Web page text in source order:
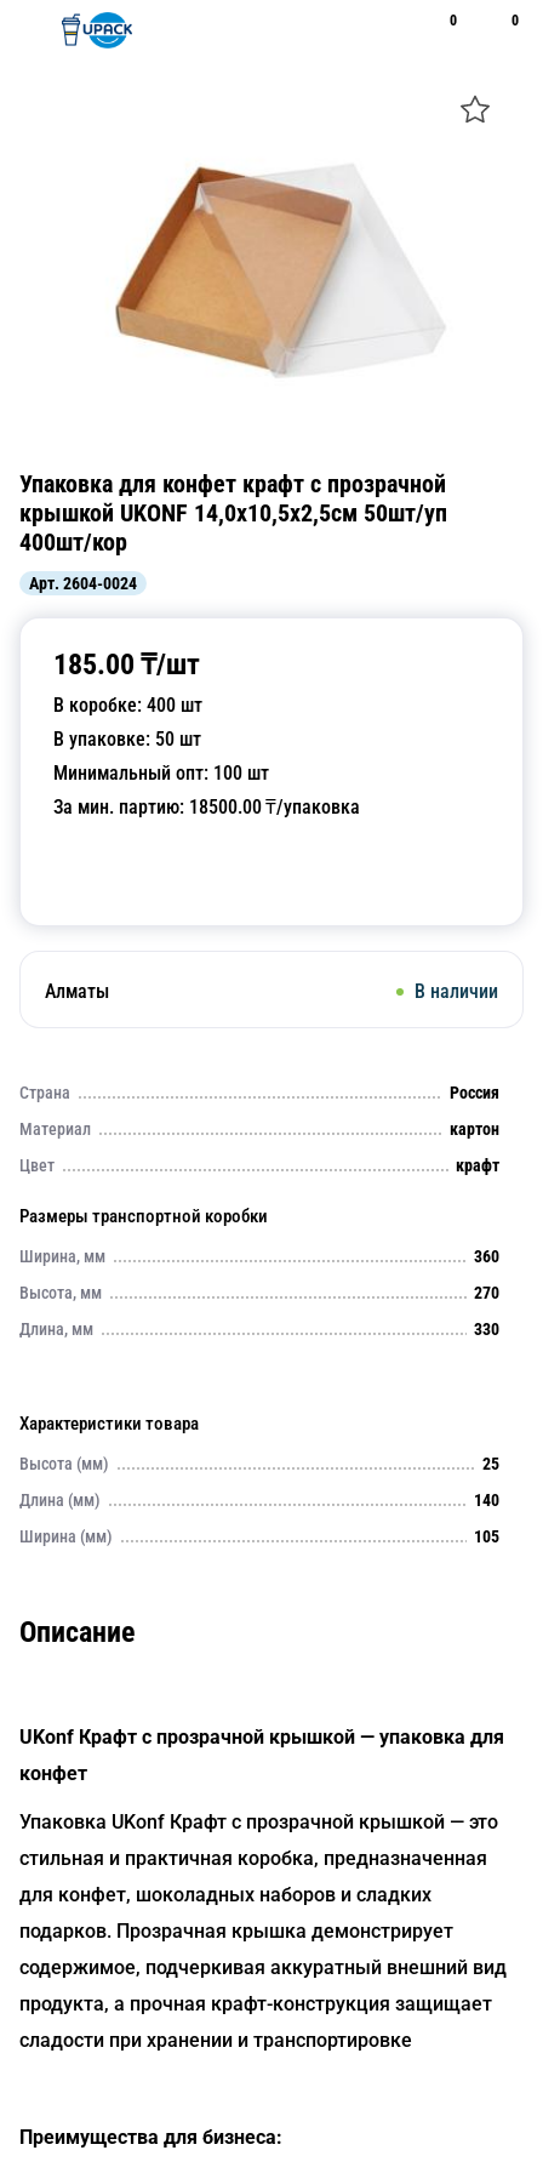
0 0
Упаковка для конфет крафт с прозрачной
крышкой UKONF 14,0х10,5х2,5см 50шт/уп
400шт/кор
Арт. 2604-0024
185.00 ₸/шт
В коробке: 400 шт
В упаковке: 50 шт
Минимальный опт: 100 шт
За мин. партию: 18500.00₸/упаковка
Алматы В наличии
Страна
Россия
Материал
картон
Цвет
крафт
Размеры транспортной коробки
Ширина, мм
360
Высота, мм
270
Длина, мм
330
Характеристики товара
Высота (мм)
25
Длина (мм)
140
Ширина (мм)
105
Описание
UKonf Крафт с прозрачной крышкой — упаковка для
конфет
Упаковка UKonf Крафт с прозрачной крышкой — это
стильная и практичная коробка, предназначенная
для конфет, шоколадных наборов и сладких
подарков. Прозрачная крышка демонстрирует
содержимое, подчеркивая аккуратный внешний вид
продукта, а прочная крафт-конструкция защищает
сладости при хранении и транспортировке
Преимущества для бизнеса: